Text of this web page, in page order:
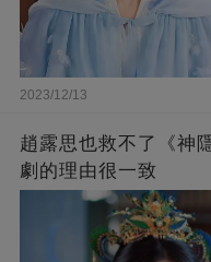
2023/12/13
趙露思也救不了《神
劇的理由很一致